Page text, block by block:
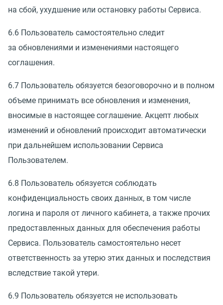
на сбой, ухудшение или остановку работы Сервиса.
6.6 Пользователь самостоятельно следит
за обновлениями и изменениями настоящего
соглашения.
6.7 Пользователь обязуется безоговорочно и в полном
объеме принимать все обновления и изменения,
вносимые в настоящее соглашение. Акцепт любых
изменений и обновлений происходит автоматически
при дальнейшем использовании Сервиса
Пользователем.
6.8 Пользователь обязуется соблюдать
конфиденциальность своих данных, в том числе
логина и пароля от личного кабинета, а также прочих
предоставленных данных для обеспечения работы
Сервиса. Пользователь самостоятельно несет
ответственность за утерю этих данных и последствия
вследствие такой утери.
6.9 Пользователь обязуется не использовать